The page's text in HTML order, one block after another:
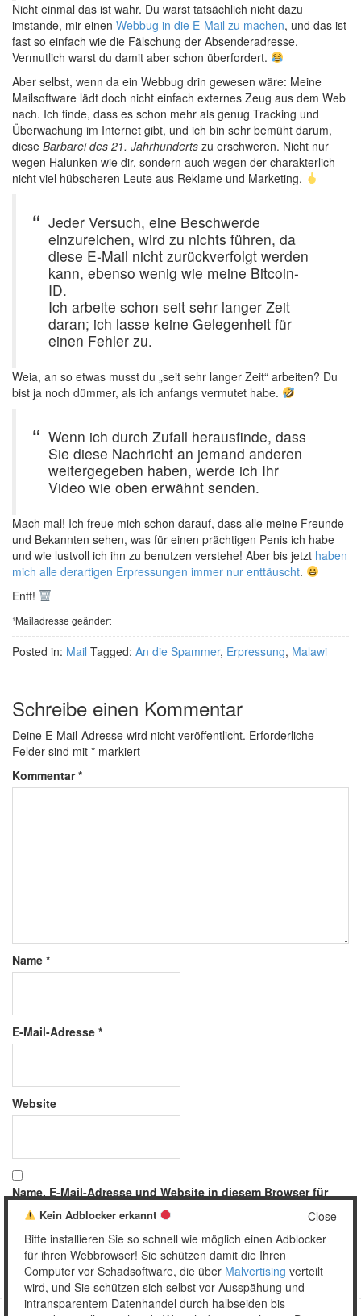
Nicht einmal das ist wahr. Du warst tatsächlich nicht dazu
imstande, mir einen Webbug in die E-Mail zu machen, und das ist
fast so einfach wie die Fälschung der Absenderadresse.
Vermutlich warst du damit aber schon überfordert.
Aber selbst, wenn da ein Webbug drin gewesen wäre: Meine
Mailsoftware lädt doch nicht einfach externes Zeug aus dem Web
nach. Ich finde, dass es schon mehr als genug Tracking und
Überwachung im Internet gibt, und ich bin sehr bemüht darum,
diese Barbarei des 21. Jahrhunderts zu erschweren. Nicht nur
wegen Halunken wie dir, sondern auch wegen der charakterlich
nicht viel hübscheren Leute aus Reklame und Marketing.
Jeder Versuch, eine Beschwerde
einzureichen, wird zu nichts führen, da
diese E-Mail nicht zurückverfolgt werden
kann, ebenso wenig wie meine Bitcoin-
ID.
Ich arbeite schon seit sehr langer Zeit
daran; ich lasse keine Gelegenheit für
einen Fehler zu.
Weia, an so etwas musst du „seit sehr langer Zeit“ arbeiten? Du
bist ja noch dümmer, als ich anfangs vermutet habe.
Wenn ich durch Zufall herausfinde, dass
Sie diese Nachricht an jemand anderen
weitergegeben haben, werde ich Ihr
Video wie oben erwähnt senden.
Mach mal! Ich freue mich schon darauf, dass alle meine Freunde
und Bekannten sehen, was für einen prächtigen Penis ich habe
und wie lustvoll ich ihn zu benutzen verstehe! Aber bis jetzt haben
mich alle derartigen Erpressungen immer nur enttäuscht.
Entf!
¹Mailadresse geändert
Posted in: Mail Tagged: An die Spammer, Erpressung, Malawi
Schreibe einen Kommentar
Deine E-Mail-Adresse wird nicht veröffentlicht. Erforderliche
Felder sind mit * markiert
Kommentar*
Name *
E-Mail-Adresse *
Website
Name, E-Mail-Adresse und Website in diesem Browser für
meinen nächsten Kommentar speichern.
Close
Kein Adblocker erkannt
Bitte installieren Sie so schnell wie möglich einen Adblocker
für ihren Webbrowser! Sie schützen damit die Ihren
Computer vor Schadsoftware, die über Malvertising verteilt
wird, und Sie schützen sich selbst vor Ausspähung und
intransparentem Datenhandel durch halbseiden bis